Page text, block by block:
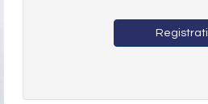
Registrati